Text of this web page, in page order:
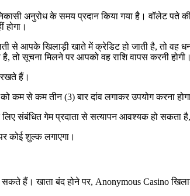
अनुरोध के समय प्रदान किया गया है। वॉलेट
होगा।
से आपके खिलाड़ी खाते में क्रेडिट हो जाती है, तो वह
तो सूचना मिलने पर आपको वह राशि वापस करनी होगी।
रखते हैं।
कम से कम तीन (3) बार दांव लगाकर उपयोग करना
संबंधित गेम प्रदाता से सत्यापन आवश्यक हो
कोई शुल्क लगाएगा।
हैं। खाता बंद होने पर, Anonymous Casino